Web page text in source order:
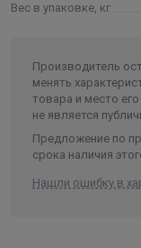
Вес в упаковке, кг
Производитель
менять
товара и место
не является
Предложение по
срока наличия
Нашли ошибку в